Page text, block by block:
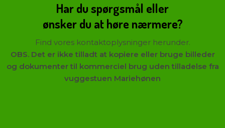
Har du spørgsmål eller
​ønsker du at høre nærmere?
Find vores kontaktoplysninger herunder.
OBS. Det er ikke tilladt at kopiere eller bruge billeder
og dokumenter til kommerciel brug uden tilladelse fra
vuggestuen Mariehønen